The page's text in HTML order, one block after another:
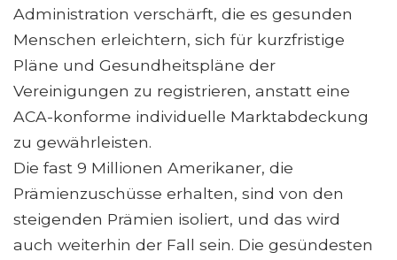
Administration verschärft, die es gesunden
Menschen erleichtern, sich für kurzfristige
Pläne und Gesundheitspläne der
Vereinigungen zu registrieren, anstatt eine
ACA-konforme individuelle Marktabdeckung
zu gewährleisten.
Die fast 9 Millionen Amerikaner, die
Prämienzuschüsse erhalten, sind von den
steigenden Prämien isoliert, und das wird
auch weiterhin der Fall sein. Die gesündesten